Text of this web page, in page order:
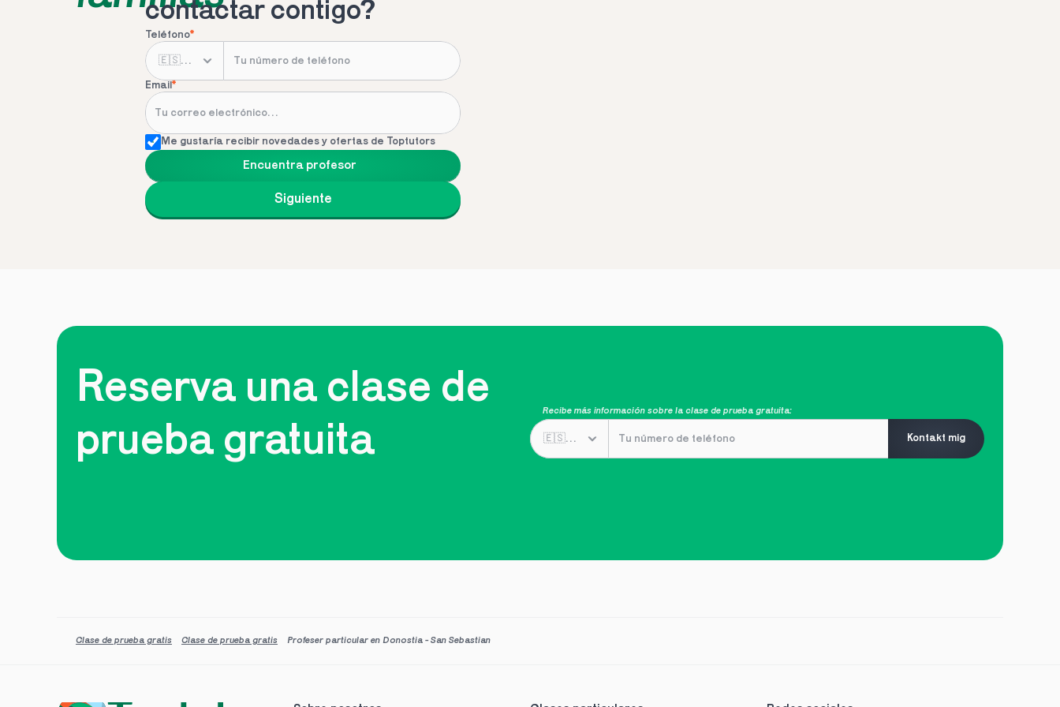
contactar contigo?
Teléfono*
Email*
Me gustaría recibir novedades y ofertas de Toptutors
Encuentra profesor
Siguiente
Reserva una clase de
prueba gratuita
Recibe más información sobre la clase de prueba gratuita:
Kontakt mig
Clase de prueba gratis Clase de prueba gratis Profeser particular en Donostia - San Sebastian